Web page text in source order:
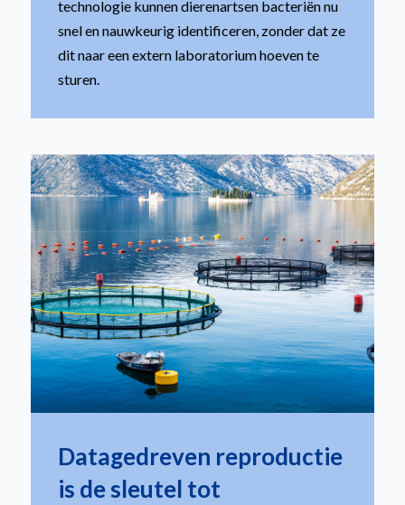
technologie kunnen dierenartsen bacteriën nu
snel en nauwkeurig identificeren, zonder dat ze
dit naar een extern laboratorium hoeven te
sturen.
Datagedreven reproductie
is de sleutel tot